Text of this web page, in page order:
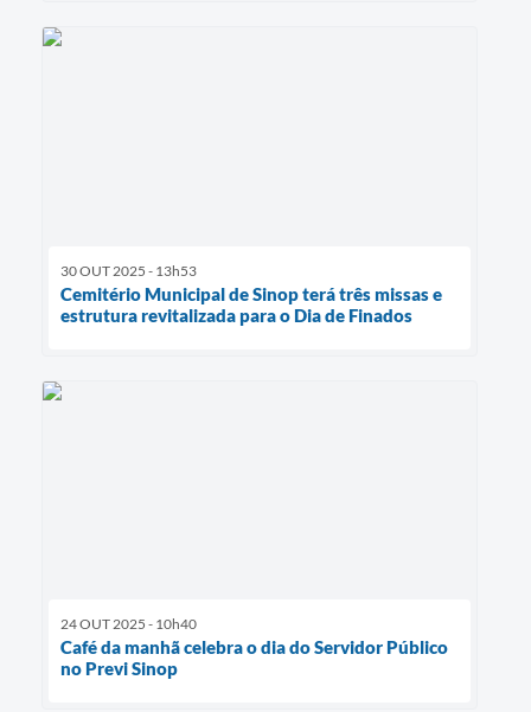
30 OUT 2025 - 13h53
Cemitério Municipal de Sinop terá três missas e
estrutura revitalizada para o Dia de Finados
24 OUT 2025 - 10h40
Café da manhã celebra o dia do Servidor Público
no Previ Sinop